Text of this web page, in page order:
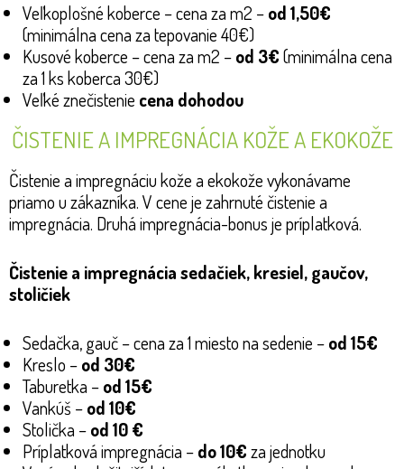
Veľkoplošné koberce – cena za m2 –od 1,50€
(minimálna cena za tepovanie 40€)
Kusové koberce – cena za m2 –od 3€(minimálna cena
za 1 ks koberca 30€)
Veľké znečistenie cena dohodou
ČISTENIE A IMPREGNÁCIA KOŽE A EKOKOŽE
Čistenie a impregnáciu kože a ekokože vykonávame
priamo u zákazníka. V cene je zahrnuté čistenie a
impregnácia. Druhá impregnácia-bonus je príplatková.
Čistenie a impregnácia sedačiek, kresiel, gaučov,
stoličiek
Sedačka, gauč – cena za 1 miesto na sedenie –od 15€
Kreslo –od 30€
Taburetka –od 15€
Vankúš –od 10€
Stolička –od 10 €
Príplatková impregnácia –do 10€za jednotku